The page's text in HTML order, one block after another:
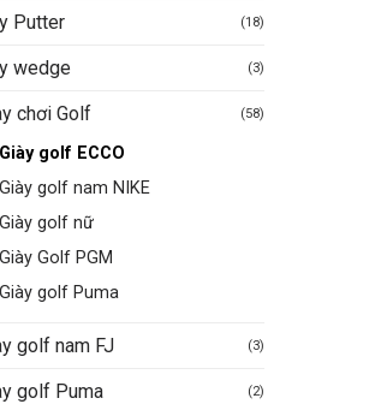
Putter (18)
wedge (3)
chơi Golf (58)
Giày golf ECCO
Giày golf nam NIKE
Giày golf nữ
Giày Golf PGM
Giày golf Puma
golf nam FJ (3)
golf Puma (2)